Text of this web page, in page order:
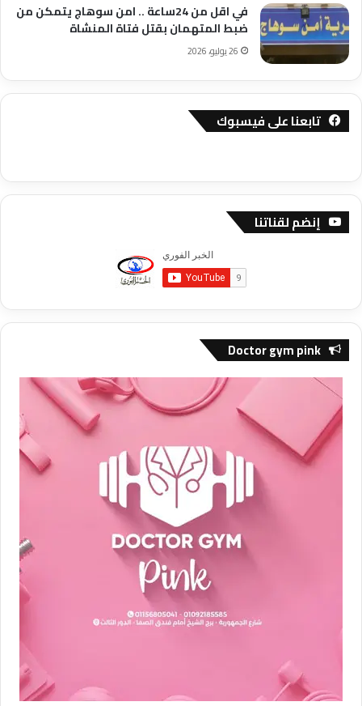
في اقل من 24ساعة .. امن سوهاج يتمكن من
ضبط المتهمان بقتل فتاة المنشاة
26 يوليو، 2026
تابعنا على فيسبوك
إنضم لقناتنا
Doctor gym pink